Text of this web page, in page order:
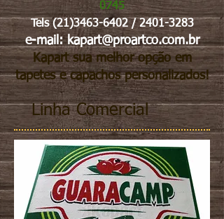
0745
Tels(21)3463-6402/2401-3283
e-mail: kapart@proartco.com.br
Kapart sua melhor opção em
tapetes e capachos personalizados!
Linha Comercial